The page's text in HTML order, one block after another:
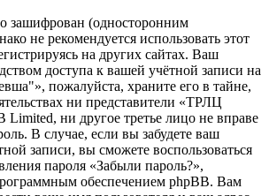
зашифрован (односторонним
не рекомендуется использовать этот
на других сайтах. Ваш
доступа к вашей учётной записи на
пожалуйста, храните его в тайне,
ни представители «ТРЛЦ
ни другое третье лицо не вправе
В случае, если вы забудете ваш
записи, вы сможете воспользоваться
пароля «Забыли пароль?»,
обеспечением phpBB. Вам